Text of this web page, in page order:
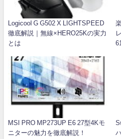
Logicool G G502 X LIGHTSPEED
徹底解説｜無線×HERO25Kの実力
とは
MSI PRO MP273UP E6 27型4Kモ
ニターの魅力を徹底解説！